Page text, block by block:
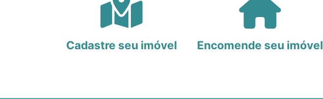
Cadastre seu imóvel Encomende seu imóvel